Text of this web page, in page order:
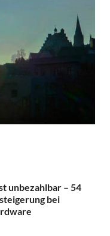
unbezahlbar – 54
bei